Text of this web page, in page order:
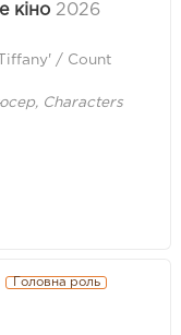
кіно 2026
/ Count
Characters
Головна роль